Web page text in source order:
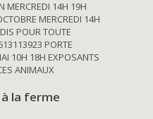
MERCREDI 14H 19H
MERCREDI 14H
POUR TOUTE
PORTE
10H 18H EXPOSANTS
ANIMAUX
la ferme